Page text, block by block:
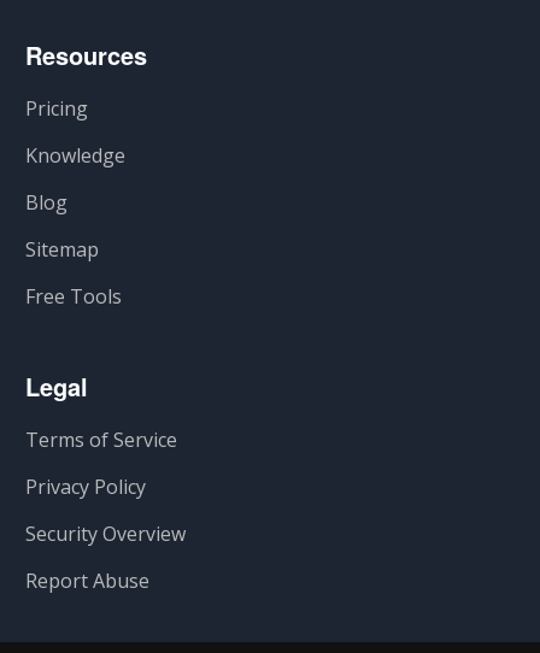
Resources
Pricing
Knowledge
Blog
Sitemap
Free Tools
Legal
Terms of Service
Privacy Policy
Security Overview
Report Abuse